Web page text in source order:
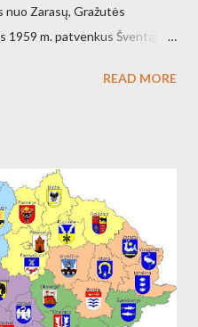
nuo Zarasų, Gražutės
m. patvenkus Šventąją
draustinis.
READ MORE